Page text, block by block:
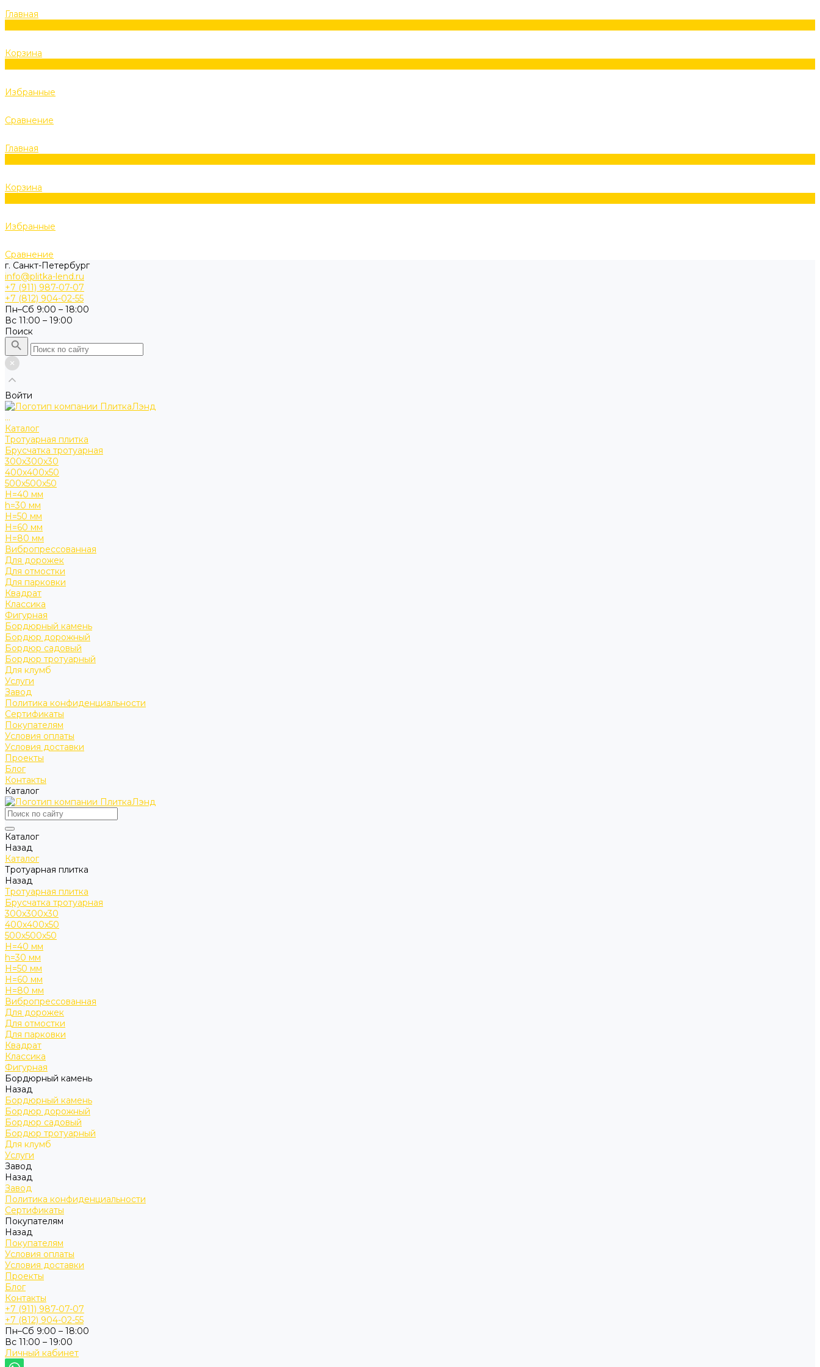
Главная
Корзина
Избранные
Сравнение
Главная
Корзина
Избранные
Сравнение
г. Санкт-Петербург
info@plitka-lend.ru
+7 (911) 987-07-07
+7 (812) 904-02-55
Пн–Сб 9:00 – 18:00
Вс 11:00 – 19:00
Поиск
Войти
...
Каталог
Тротуарная плитка
Брусчатка тротуарная
300х300х30
400х400х50
500х500х50
H=40 мм
h=30 мм
H=50 мм
H=60 мм
H=80 мм
Вибропрессованная
Для дорожек
Для отмостки
Для парковки
Квадрат
Классика
Фигурная
Бордюрный камень
Бордюр дорожный
Бордюр садовый
Бордюр тротуарный
Для клумб
Услуги
Завод
Политика конфиденциальности
Сертификаты
Покупателям
Условия оплаты
Условия доставки
Проекты
Блог
Контакты
Каталог
Каталог
Назад
Каталог
Тротуарная плитка
Назад
Тротуарная плитка
Брусчатка тротуарная
300х300х30
400х400х50
500х500х50
H=40 мм
h=30 мм
H=50 мм
H=60 мм
H=80 мм
Вибропрессованная
Для дорожек
Для отмостки
Для парковки
Квадрат
Классика
Фигурная
Бордюрный камень
Назад
Бордюрный камень
Бордюр дорожный
Бордюр садовый
Бордюр тротуарный
Для клумб
Услуги
Завод
Назад
Завод
Политика конфиденциальности
Сертификаты
Покупателям
Назад
Покупателям
Условия оплаты
Условия доставки
Проекты
Блог
Контакты
+7 (911) 987-07-07
+7 (812) 904-02-55
Пн–Сб 9:00 – 18:00
Вс 11:00 – 19:00
Личный кабинет